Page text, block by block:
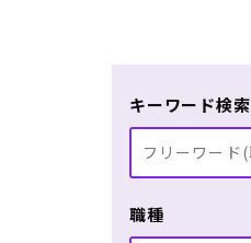
キーワード検索
職種